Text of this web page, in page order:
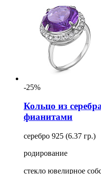
-25%
Кольцо из
фианитами
серебро 925 (6.37 гр.)
родирование
стекло ювелирное